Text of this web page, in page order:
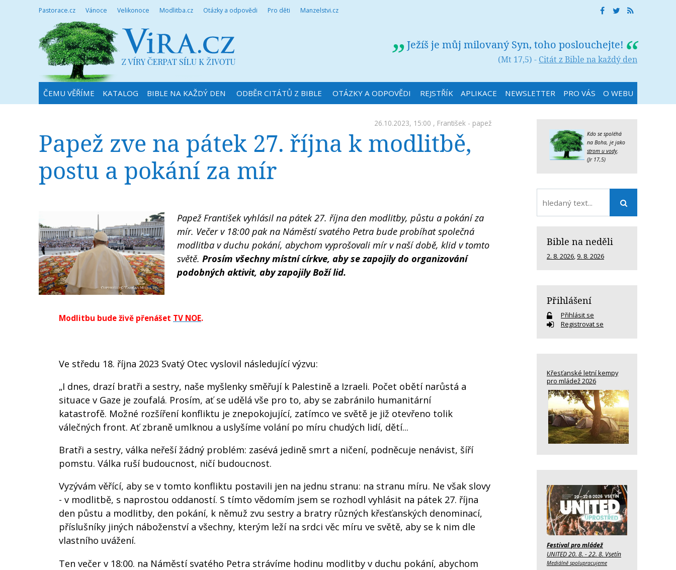
Pastorace.cz Vánoce Velikonoce Modlitba.cz Otázky a odpovědi Pro děti Manzelstvi.cz
Ježíš je můj milovaný Syn, toho poslouchejte!
(Mt 17,5) - Citát z Bible na každý den
ČEMU VĚŘÍME KATALOG BIBLE NA KAŽDÝ DEN ODBĚR CITÁTŮ Z BIBLE OTÁZKY A ODPOVĚDI REJSTŘÍK APLIKACE NEWSLETTER PRO VÁS O WEBU
26.10.2023, 15:00 , František - papež
Papež zve na pátek 27. října k modlitbě,
postu a pokání za mír
Papež František vyhlásil na pátek 27. října den modlitby, půstu a pokání za
mír. Večer v 18:00 pak na Náměstí svatého Petra bude probíhat společná
modlitba v duchu pokání, abychom vyprošovali mír v naší době, klid v tomto
světě. Prosím všechny místní církve, aby se zapojily do organizování
podobných aktivit, aby zapojily Boží lid.
Modlitbu bude živě přenášet TV NOE.
Ve středu 18. října 2023 Svatý Otec vyslovil následující výzvu:
„I dnes, drazí bratři a sestry, naše myšlenky směřují k Palestině a Izraeli. Počet obětí narůstá a
situace v Gaze je zoufalá. Prosím, ať se udělá vše pro to, aby se zabránilo humanitární
katastrofě. Možné rozšíření konfliktu je znepokojující, zatímco ve světě je již otevřeno tolik
válečných front. Ať zbraně umlknou a uslyšíme volání po míru chudých lidí, dětí...
Bratři a sestry, válka neřeší žádný problém: zasévá jedině smrt a ničení, podněcuje nenávist, šíří
pomstu. Válka ruší budoucnost, ničí budoucnost.
Vyzývám věřící, aby se v tomto konfliktu postavili jen na jednu stranu: na stranu míru. Ne však slovy
- v modlitbě, s naprostou oddaností. S tímto vědomím jsem se rozhodl vyhlásit na pátek 27. října
den půstu a modlitby, den pokání, k němuž zvu sestry a bratry různých křesťanských denominací,
příslušníky jiných náboženství a všechny, kterým leží na srdci věc míru ve světě, aby se k nim dle
vlastního uvážení.
Ten večer v 18:00. na Náměstí svatého Petra strávíme hodinu modlitby v duchu pokání, abychom
Kdo se spoléhá
na Boha, je jako
strom u vody.
(Jr 17,5)
Bible na neděli
2. 8. 2026, 9. 8. 2026
Přihlášení
Přihlásit se
Registrovat se
Křesťanské letní kempy
pro mládež 2026
Festival pro mládež
UNITED 20. 8. - 22. 8. Vsetín
Mediálně spolupracujeme